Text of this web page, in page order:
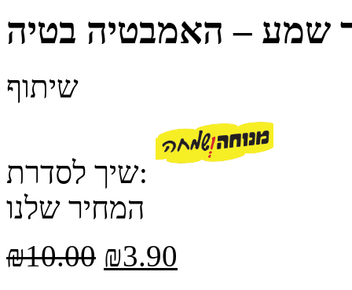
שמע – האמבטיה בטיה
שיתוף
שיך לסדרת:
המחיר שלנו
₪10.00 ₪3.90